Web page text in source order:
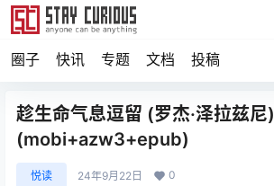
圈子 快讯 专题 文档 投稿
趁生命气息逗留 (罗杰·泽拉兹尼)
(mobi+azw3+epub)
悦读 24年9月22日 0